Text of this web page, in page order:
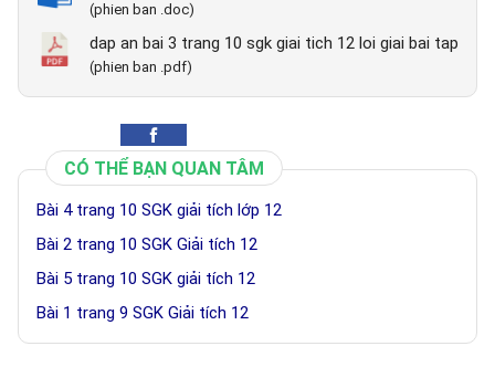
(phien ban .doc)
dap an bai 3 trang 10 sgk giai tich 12 loi giai bai tap
(phien ban .pdf)
CÓ THỂ BẠN QUAN TÂM
Bài 4 trang 10 SGK giải tích lớp 12
Bài 2 trang 10 SGK Giải tích 12
Bài 5 trang 10 SGK giải tích 12
Bài 1 trang 9 SGK Giải tích 12